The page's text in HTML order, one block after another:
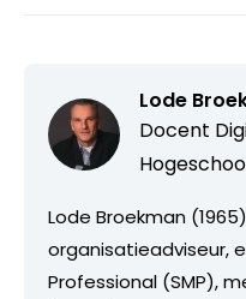
Lode
Docent
Lode Broekman
organisatieadviseur,
Professional (SMP),